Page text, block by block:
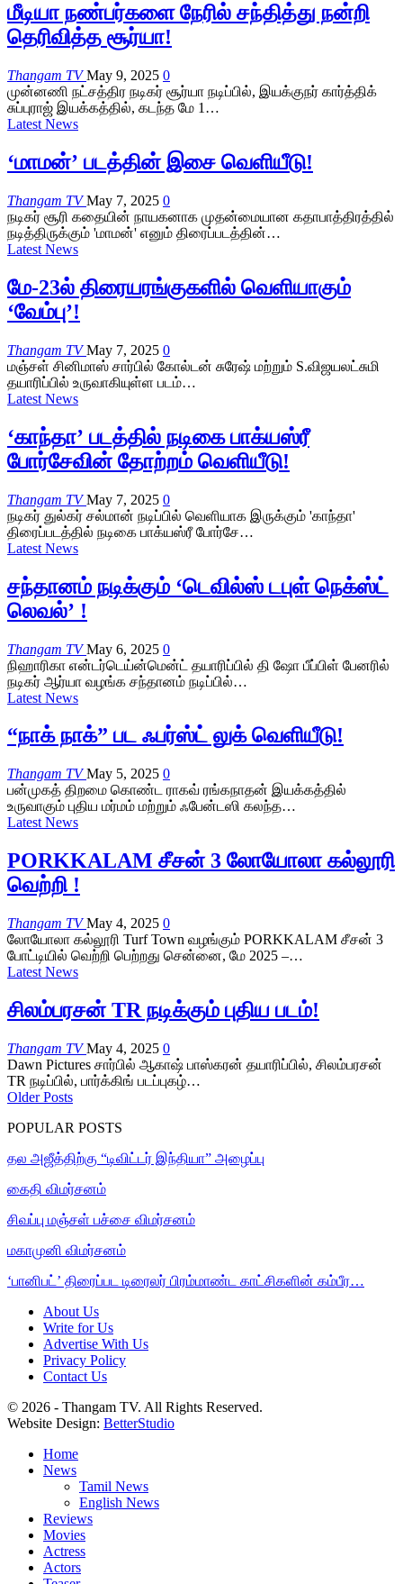
மீடியா நண்பர்களை நேரில் சந்தித்து நன்றி
தெரிவித்த சூர்யா!
Thangam TVMay 9, 2025 0
முன்னணி நட்சத்திர நடிகர் சூர்யா நடிப்பில், இயக்குநர் கார்த்திக்
சுப்புராஜ் இயக்கத்தில், கடந்த மே 1…
Latest News
‘மாமன்’ படத்தின் இசை வெளியீடு!
Thangam TVMay 7, 2025 0
நடிகர் சூரி கதையின் நாயகனாக முதன்மையான கதாபாத்திரத்தில்
நடித்திருக்கும் 'மாமன்' எனும் திரைப்படத்தின்…
Latest News
மே-23ல் திரையரங்குகளில் வெளியாகும்
‘வேம்பு’!
Thangam TVMay 7, 2025 0
மஞ்சள் சினிமாஸ் சார்பில் கோல்டன் சுரேஷ் மற்றும் S.விஜயலட்சுமி
தயாரிப்பில் உருவாகியுள்ள படம்…
Latest News
‘காந்தா’ படத்தில் நடிகை பாக்யஸ்ரீ
போர்சேவின் தோற்றம் வெளியீடு!
Thangam TVMay 7, 2025 0
நடிகர் துல்கர் சல்மான் நடிப்பில் வெளியாக இருக்கும் 'காந்தா'
திரைப்படத்தில் நடிகை பாக்யஸ்ரீ போர்சே…
Latest News
சந்தானம் நடிக்கும் ‘டெவில்ஸ் டபுள் நெக்ஸ்ட்
லெவல்’ !
Thangam TVMay 6, 2025 0
நிஹாரிகா என்டர்டெய்ன்மென்ட் தயாரிப்பில் தி ஷோ பீப்பிள் பேனரில்
நடிகர் ஆர்யா வழங்க சந்தானம் நடிப்பில்…
Latest News
“நாக் நாக்” பட ஃபர்ஸ்ட் லுக் வெளியீடு!
Thangam TVMay 5, 2025 0
பன்முகத் திறமை கொண்ட ராகவ் ரங்கநாதன் இயக்கத்தில்
உருவாகும் புதிய மர்மம் மற்றும் ஃபேன்டஸி கலந்த…
Latest News
PORKKALAM சீசன் 3 லோயோலா கல்லூரி
வெற்றி !
Thangam TVMay 4, 2025 0
லோயோலா கல்லூரி Turf Town வழங்கும் PORKKALAM சீசன் 3
போட்டியில் வெற்றி பெற்றது சென்னை, மே 2025 –…
Latest News
சிலம்பரசன் TR நடிக்கும் புதிய படம்!
Thangam TVMay 4, 2025 0
Dawn Pictures சார்பில் ஆகாஷ் பாஸ்கரன் தயாரிப்பில், சிலம்பரசன்
TR நடிப்பில், பார்க்கிங் படப்புகழ்…
Older Posts
POPULAR POSTS
தல அஜீத்திற்கு “டிவிட்டர் இந்தியா” அழைப்பு
கைதி விமர்சனம்
சிவப்பு மஞ்சள் பச்சை விமர்சனம்
மகாமுனி விமர்சனம்
‘பானிபட்’ திரைப்பட டிரைலர் பிரம்மாண்ட காட்சிகளின் கம்பீர…
About Us
Write for Us
Advertise With Us
Privacy Policy
Contact Us
© 2026 - Thangam TV. All Rights Reserved.
Website Design: BetterStudio
Home
News
Tamil News
English News
Reviews
Movies
Actress
Actors